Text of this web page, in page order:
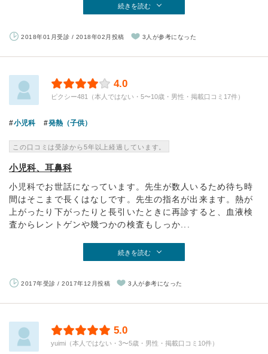
続きを読む
2018年01月受診 / 2018年02月投稿 3人が参考になった
4.0
ピクシー481（本人ではない・5〜10歳・男性・掲載口コミ17件）
小児科 発熱（子供）
この口コミは受診から5年以上経過しています。
小児科、耳鼻科
小児科でお世話になっています。先生が数人いるため待ち時
間はそこまで長くはなしです。先生の指名が出来ます。熱が
上がったり下がったりと長引いたときに再診すると、血液検
査からレントゲンや幾つかの検査もしっか...
続きを読む
2017年受診 / 2017年12月投稿 3人が参考になった
5.0
yuimi（本人ではない・3〜5歳・男性・掲載口コミ10件）